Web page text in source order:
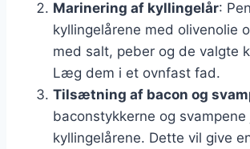
Marinering af kyllingelår:
kyllingelårene med olivenolie
med salt, peber og de valgte
Læg dem i et ovnfast fad.
Tilsætning af bacon og
baconstykkerne og
kyllingelårene. Dette vil give